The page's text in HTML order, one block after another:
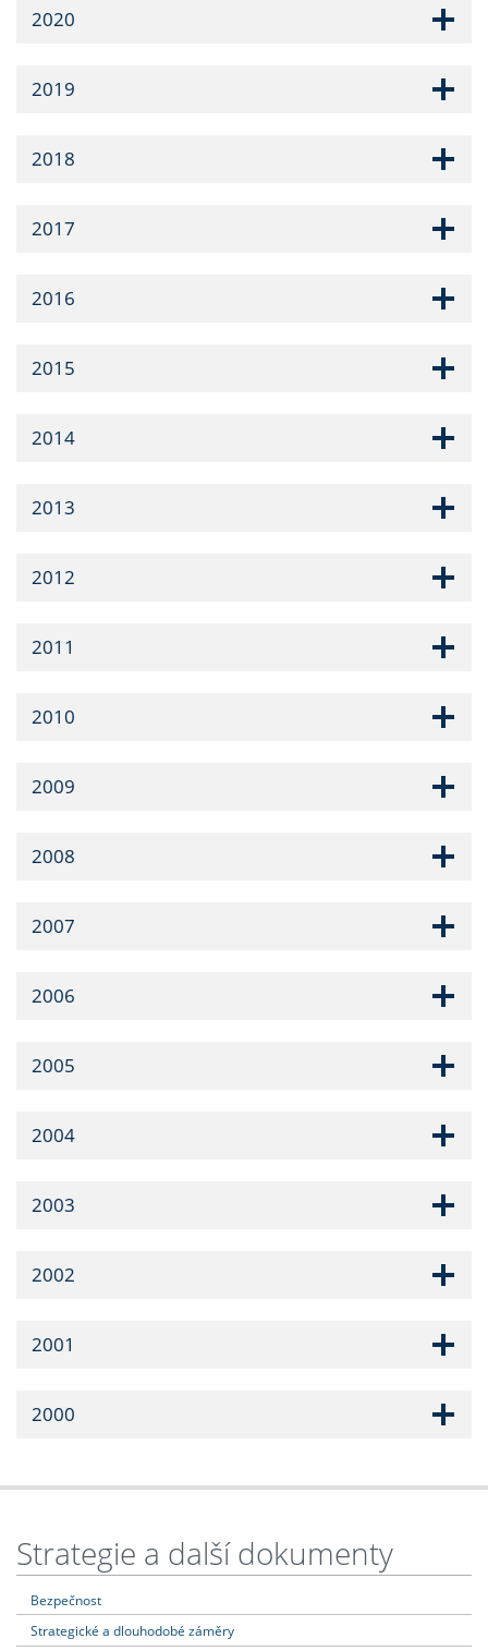
2020
2019
2018
2017
2016
2015
2014
2013
2012
2011
2010
2009
2008
2007
2006
2005
2004
2003
2002
2001
2000
Strategie a další dokumenty
Bezpečnost
Strategické a dlouhodobé záměry